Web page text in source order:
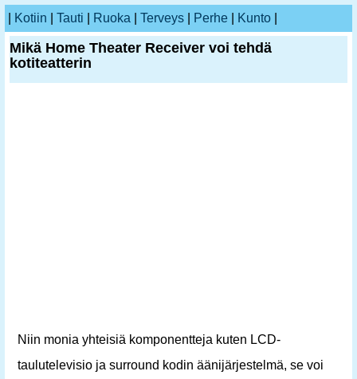
Kotiin Tauti Ruoka Terveys Perhe Kunto
Mikä Home Theater Receiver voi tehdä
kotiteatterin
Niin monia yhteisiä komponentteja kuten LCD-
taulutelevisio ja surround kodin äänijärjestelmä, se voi